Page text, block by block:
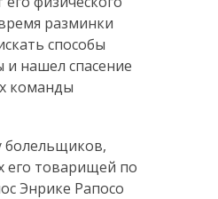
разминки
способы
и нашел спасение
команды
болельщиков,
его товарищей по
Энрике Рапосо